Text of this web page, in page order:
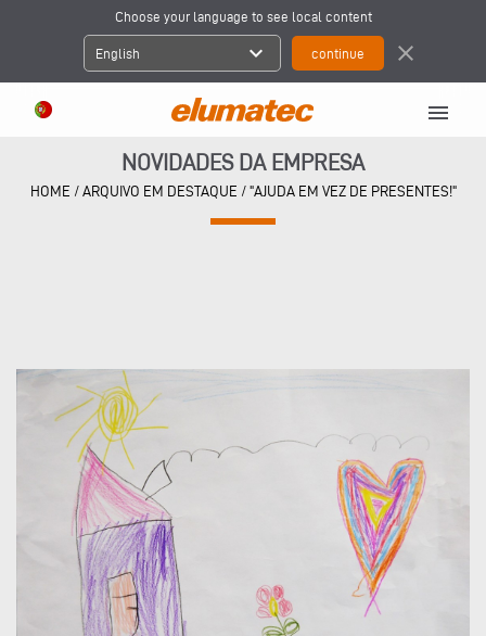
Choose your language to see local content
English expand_more close
menu
NOVIDADES DA EMPRESA
HOME / ARQUIVO EM DESTAQUE / "AJUDA EM VEZ DE PRESENTES!"